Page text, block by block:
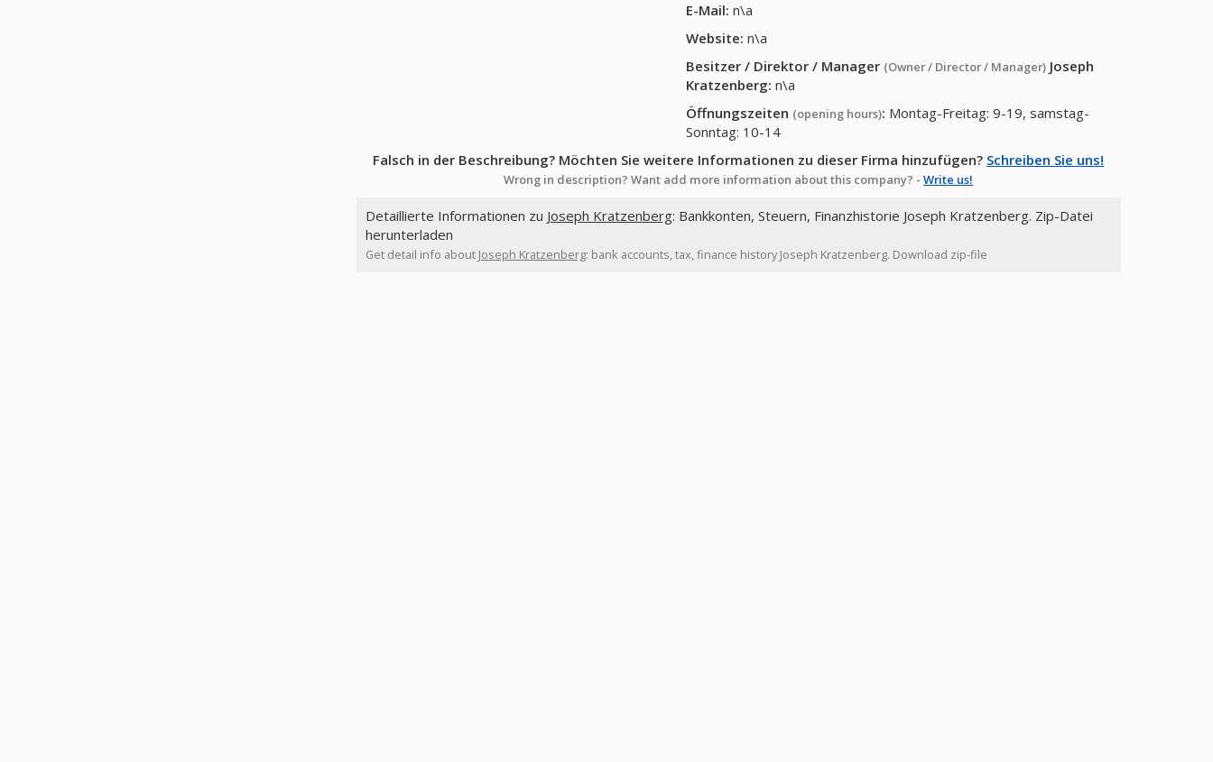
E-Mail: n\a
Website: n\a
Besitzer / Direktor / Manager (Owner / Director / Manager) Joseph
Kratzenberg: n\a
Öffnungszeiten (opening hours): Montag-Freitag: 9-19, samstag-
Sonntag: 10-14
Falsch in der Beschreibung? Möchten Sie weitere Informationen zu dieser Firma hinzufügen? Schreiben Sie uns!
Wrong in description? Want add more information about this company? -Write us!
Detaillierte Informationen zu Joseph Kratzenberg: Bankkonten, Steuern, Finanzhistorie Joseph Kratzenberg. Zip-Datei
herunterladen
Get detail info about Joseph Kratzenberg: bank accounts, tax, finance history Joseph Kratzenberg. Download zip-file